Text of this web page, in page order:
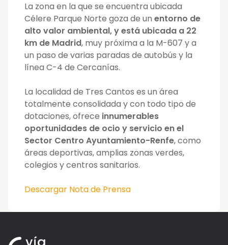
La zona en la que se encuentra ubicada
Célere Parque Norte goza de un entorno de
alto valor ambiental, y está ubicada a 22
km de Madrid, muy próxima a la M-607 y a
un paso de varias paradas de autobús y la
línea C-4 de Cercanías.
La localidad de Tres Cantos es un área
totalmente consolidada y con todo tipo de
dotaciones, ofrece innumerables
oportunidades de ocio y servicio en el
Sector Centro Ayuntamiento-Renfe, como
áreas deportivas, amplias zonas verdes,
colegios y centros sanitarios.
Descargar Nota de Prensa